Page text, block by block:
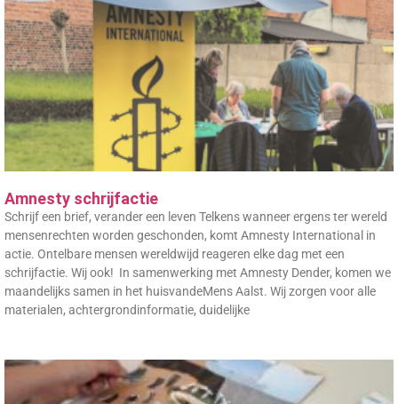
Amnesty schrijfactie
Schrijf een brief, verander een leven Telkens wanneer ergens ter wereld
mensenrechten worden geschonden, komt Amnesty International in
actie. Ontelbare mensen wereldwijd reageren elke dag met een
schrijfactie. Wij ook! In samenwerking met Amnesty Dender, komen we
maandelijks samen in het huisvandeMens Aalst. Wij zorgen voor alle
materialen, achtergrondinformatie, duidelijke